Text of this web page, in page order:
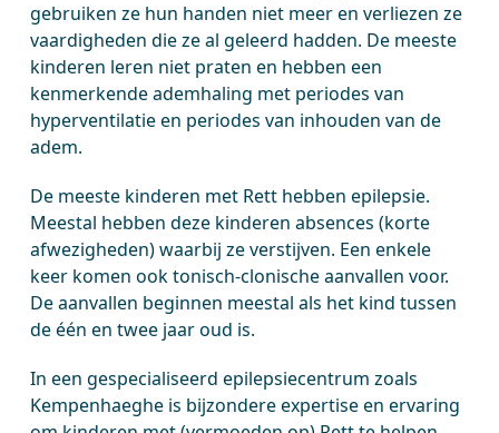
gebruiken ze hun handen niet meer en verliezen ze
vaardigheden die ze al geleerd hadden. De meeste
kinderen leren niet praten en hebben een
kenmerkende ademhaling met periodes van
hyperventilatie en periodes van inhouden van de
adem.
De meeste kinderen met Rett hebben epilepsie.
Meestal hebben deze kinderen absences (korte
afwezigheden) waarbij ze verstijven. Een enkele
keer komen ook tonisch-clonische aanvallen voor.
De aanvallen beginnen meestal als het kind tussen
de één en twee jaar oud is.
In een gespecialiseerd epilepsiecentrum zoals
Kempenhaeghe is bijzondere expertise en ervaring